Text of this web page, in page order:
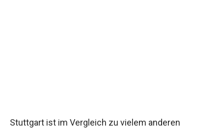
Stuttgart ist im Vergleich zu vielem anderen